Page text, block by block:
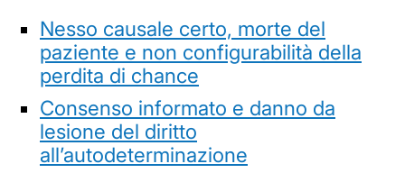
Nesso causale certo, morte del
paziente e non configurabilità della
perdita di chance
Consenso informato e danno da
lesione del diritto
all’autodeterminazione